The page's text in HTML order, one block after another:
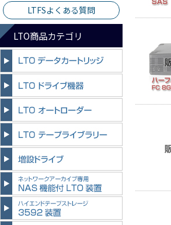
LTFSよくある質問
LTO商品カテゴリ